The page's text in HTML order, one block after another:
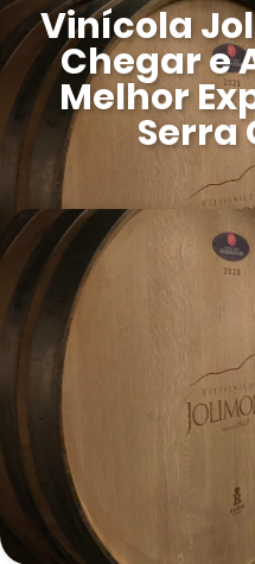
Vinícola
Chegar e
Melhor
Serra